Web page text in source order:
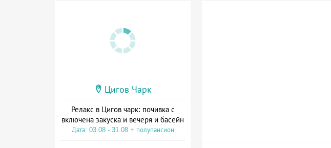
Цигов Чарк
Релакс в Цигов чарк: почивка с
включена закуска и вечеря и басейн
Дата: 03.08 - 31.08 + полупансион